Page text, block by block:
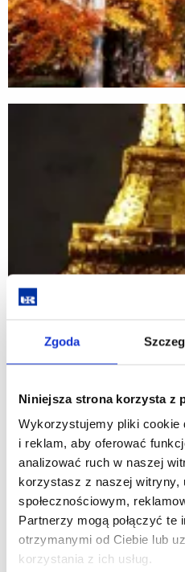
Zgoda
Niniejsza strona korzysta z
Wykorzystujemy pliki cookie
i reklam, aby oferować
analizować ruch w naszej
korzystasz z naszej witryny,
społecznościowym,
Partnerzy mogą połączyć te
otrzymanymi od Ciebie lub
korzystania z ich usług.